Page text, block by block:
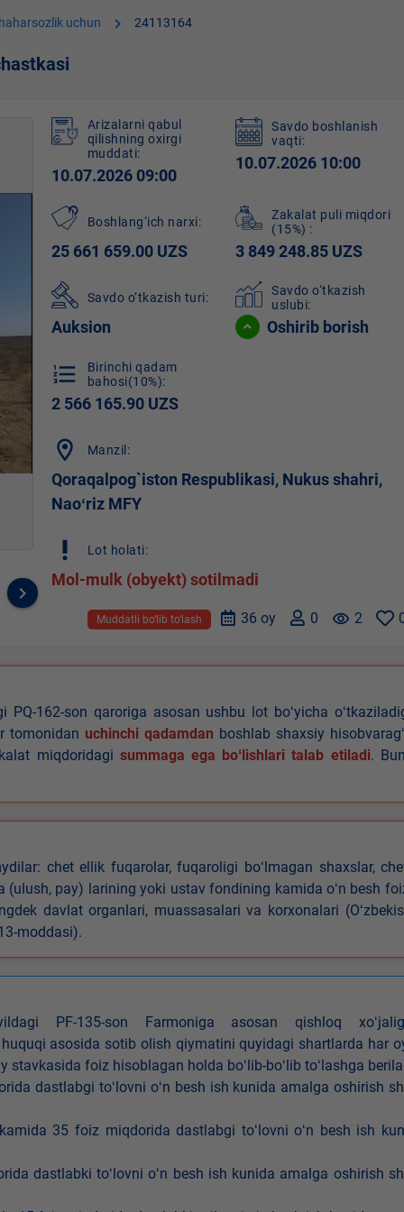
uchun chevron_right 24113164
keyboard_arrow_right
Arizalarni qabul
qilishning oxirgi
muddati:
10.07.2026 09:00
Savdo boshlanish
vaqti:
10.07.2026 10:00
Boshlang‘ich narxi:
25 661 659.00 UZS
Zakalat puli miqdori
(15%) :
3 849 248.85 UZS
Savdo o‘tkazish turi:
Auksion
Savdo o‘tkazish
uslubi:
Oshirib borish
format_list_numbered
Birinchi qadam
bahosi(10%):
2 566 165.90 UZS
location_on Manzil:
Qoraqalpog`iston Respublikasi, Nukus shahri,
Naoʻriz MFY
priority_high Lot holati:
Mol-mulk (obyekt) sotilmadi
remove_red_eye 2
0
36 oy
Muddatli bo‘lib to‘lash
PQ-162-son qaroriga asosan ushbu lot boʻyicha
tomonidan uchinchi qadamdan boshlab shaxsiy
miqdoridagi summaga ega boʻlishlari talab etiladi.
chet ellik fuqarolar, fuqaroligi boʻlmagan shaxslar,
pay) larining yoki ustav fondining kamida oʻn besh
davlat organlari, muassasalari va korxonalari
moddasi).
PF-135-son Farmoniga asosan qishloq
asosida sotib olish qiymatini quyidagi shartlarda har
foiz hisoblagan holda boʻlib-boʻlib toʻlashga
dastlabgi toʻlovni oʻn besh ish kunida amalga oshirish
35 foiz miqdorida dastlabgi toʻlovni oʻn besh ish
dastlabki toʻlovni oʻn besh ish kunida amalga oshirish